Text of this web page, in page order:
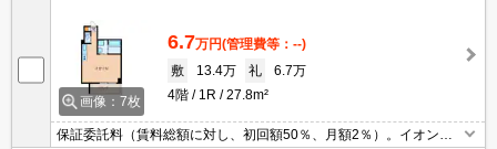
画像：7枚
6.7万円(管理費等：--)
敷
13.4万 礼
6.7万
4階
1R 27.8m²
保証委託料（賃料総額に対し、初回額50％、月額2％）。イオンへ7